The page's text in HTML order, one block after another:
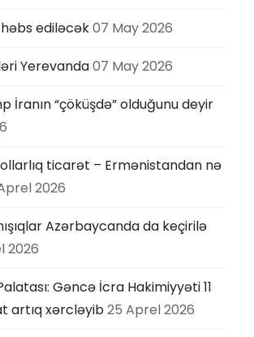
ediləcək07 May 2026
Yerevanda07 May 2026
İranın “çöküşdə” olduğunu deyir
ticarət – Ermənistandan nə
2026
Azərbaycanda da keçirilə
2026
Gəncə İcra Hakimiyyəti 11
artıq xərcləyib25 Aprel 2026